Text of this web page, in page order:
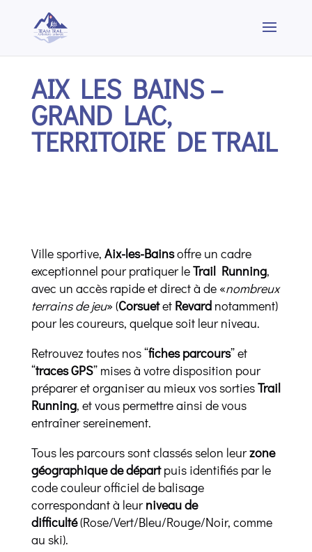
AIX LES BAINS –
GRAND LAC,
TERRITOIRE DE TRAIL
Ville sportive, Aix-les-Bainsoffre un cadre
exceptionnel pour pratiquer leTrail Running,
avec un accès rapide et direct à de «nombreux
terrains de jeu» (Corsuetet Revard notamment)
pour les coureurs, quelque soit leur niveau.
Retrouvez toutes nos “fiches parcours” et
“traces GPS” mises à votre disposition pour
préparer et organiser au mieux vos sortiesTrail
Running, et vous permettre ainsi de vous
entraîner sereinement.
Tous les parcours sont classés selon leurzone
géographique de départ puis identifiés par le
code couleur officiel de balisage
correspondant à leurniveau de
difficulté(Rose/Vert/Bleu/Rouge/Noir, comme
au ski).